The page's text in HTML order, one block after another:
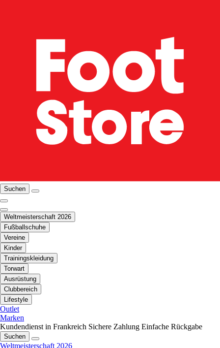
Suchen
Weltmeisterschaft 2026
Fußballschuhe
Vereine
Kinder
Trainingskleidung
Torwart
Ausrüstung
Clubbereich
Lifestyle
Outlet
Marken
Kundendienst in Frankreich Sichere Zahlung Einfache Rückgabe
Suchen
Weltmeisterschaft 2026